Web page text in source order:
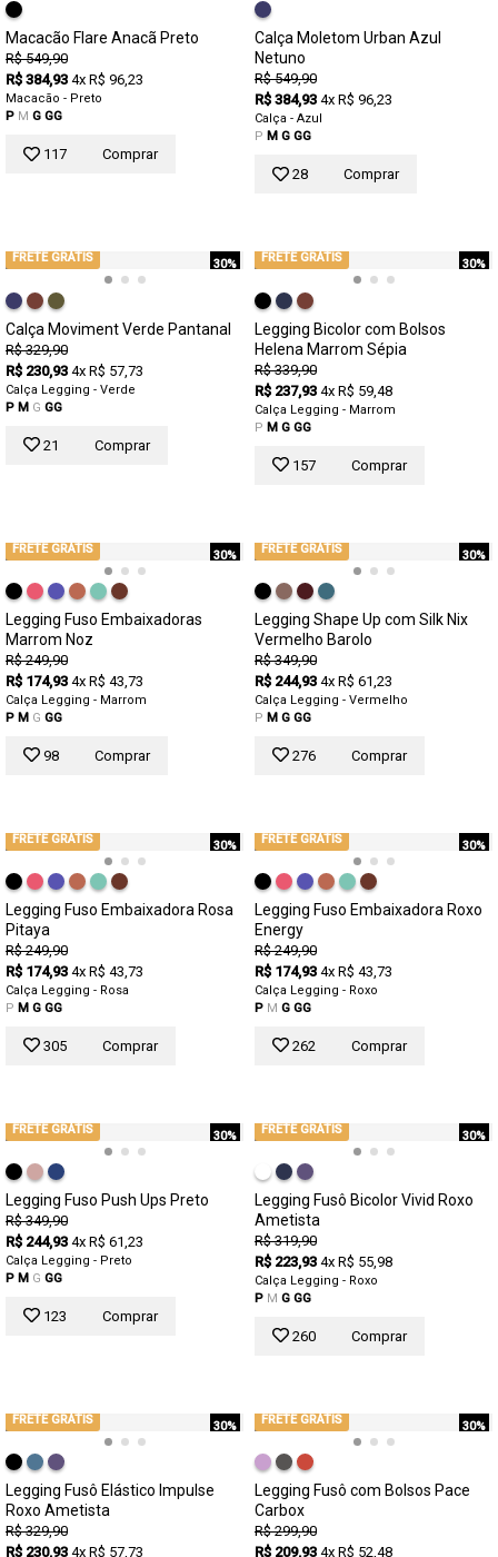
Macacão Flare Anacã Preto
R$ 549,90
R$ 384,93 4x R$ 96,23
Macacão - Preto
P M G GG
117 Comprar
Calça Moletom Urban Azul
Netuno
R$ 549,90
R$ 384,93 4x R$ 96,23
Calça - Azul
P M G GG
28 Comprar
30%
FRETE GRÁTIS
Calça Moviment Verde Pantanal
R$ 329,90
R$ 230,93 4x R$ 57,73
Calça Legging - Verde
P M G GG
21 Comprar
30%
FRETE GRÁTIS
Legging Bicolor com Bolsos
Helena Marrom Sépia
R$ 339,90
R$ 237,93 4x R$ 59,48
Calça Legging - Marrom
P M G GG
157 Comprar
30%
FRETE GRÁTIS
Legging Fuso Embaixadoras
Marrom Noz
R$ 249,90
R$ 174,93 4x R$ 43,73
Calça Legging - Marrom
P M G GG
98 Comprar
30%
FRETE GRÁTIS
Legging Shape Up com Silk Nix
Vermelho Barolo
R$ 349,90
R$ 244,93 4x R$ 61,23
Calça Legging - Vermelho
P M G GG
276 Comprar
30%
FRETE GRÁTIS
Legging Fuso Embaixadora Rosa
Pitaya
R$ 249,90
R$ 174,93 4x R$ 43,73
Calça Legging - Rosa
P M G GG
305 Comprar
30%
FRETE GRÁTIS
Legging Fuso Embaixadora Roxo
Energy
R$ 249,90
R$ 174,93 4x R$ 43,73
Calça Legging - Roxo
P M G GG
262 Comprar
30%
FRETE GRÁTIS
Legging Fuso Push Ups Preto
R$ 349,90
R$ 244,93 4x R$ 61,23
Calça Legging - Preto
P M G GG
123 Comprar
30%
FRETE GRÁTIS
Legging Fusô Bicolor Vivid Roxo
Ametista
R$ 319,90
R$ 223,93 4x R$ 55,98
Calça Legging - Roxo
P M G GG
260 Comprar
30%
FRETE GRÁTIS
Legging Fusô Elástico Impulse
Roxo Ametista
R$ 329,90
R$ 230,93 4x R$ 57,73
30%
FRETE GRÁTIS
Legging Fusô com Bolsos Pace
Carbox
R$ 299,90
R$ 209,93 4x R$ 52,48